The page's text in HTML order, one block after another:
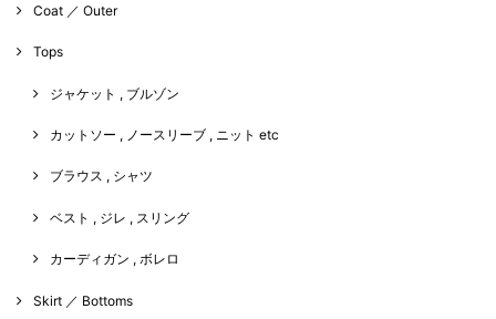
Coat ／ Outer
Tops
ジャケット , ブルゾン
カットソー , ノースリーブ , ニット etc
ブラウス , シャツ
ベスト , ジレ , スリング
カーディガン , ボレロ
Skirt ／ Bottoms